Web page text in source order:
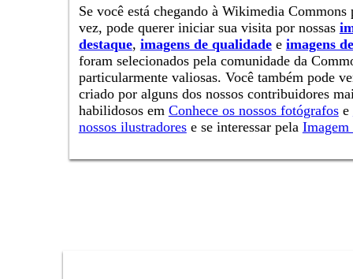
Se você está chegando à Wikimedia Commons
vez, pode querer iniciar sua visita por nossas
destaque, imagens de qualidadee imagens
foram selecionados pela comunidade da
particularmente valiosas. Você também pode
criado por alguns dos nossos contribuidores
habilidosos em Conhece os nossos fotógrafose
nossos ilustradorese se interessar pela